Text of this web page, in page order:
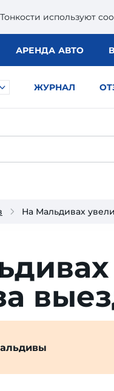
Тонкости используют
АРЕНДА АВТО
ЖУРНАЛ
На Мальдивах